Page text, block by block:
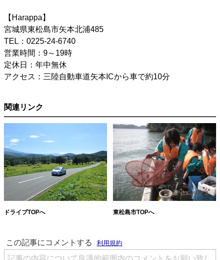
【Harappa】
宮城県東松島市矢本北浦485
TEL：0225-24-6740
営業時間：9～19時
定休日：年中無休
アクセス：三陸自動車道矢本ICから車で約10分
関連リンク
ドライブTOPへ 東松島市TOPへ